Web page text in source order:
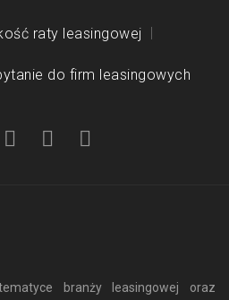
raty leasingowej
do firm leasingowych
branży leasingowej oraz